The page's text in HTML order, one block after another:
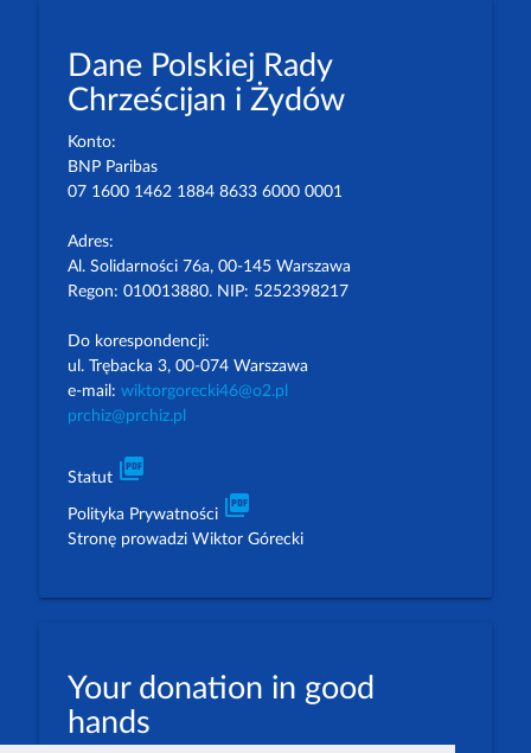
Dane Polskiej Rady
Chrześcijan i Żydów
Konto:
BNP Paribas
07 1600 1462 1884 8633 6000 0001
Adres:
Al. Solidarności 76a, 00-145 Warszawa
Regon: 010013880. NIP: 5252398217
Do korespondencji:
ul. Trębacka 3, 00-074 Warszawa
e-mail: wiktorgorecki46@o2.pl
prchiz@prchiz.pl
Statut picture_as_pdf
Polityka Prywatności picture_as_pdf
Stronę prowadzi Wiktor Górecki
Your donation in good
hands